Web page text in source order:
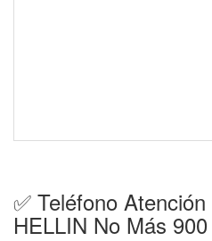
✅ Teléfono
HELLIN No Más 900